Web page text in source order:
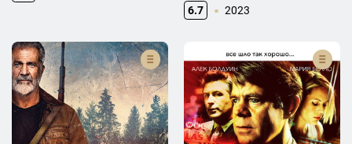
6.7 2023